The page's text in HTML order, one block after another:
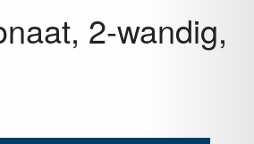
2-wandig,